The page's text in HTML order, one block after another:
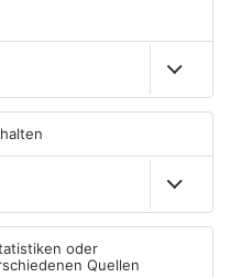
AB: Sperrmüllpresse brennt
auf Recyclinghof